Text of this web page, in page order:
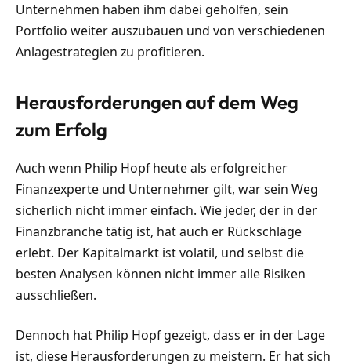
Unternehmen haben ihm dabei geholfen, sein
Portfolio weiter auszubauen und von verschiedenen
Anlagestrategien zu profitieren.
Herausforderungen auf dem Weg
zum Erfolg
Auch wenn Philip Hopf heute als erfolgreicher
Finanzexperte und Unternehmer gilt, war sein Weg
sicherlich nicht immer einfach. Wie jeder, der in der
Finanzbranche tätig ist, hat auch er Rückschläge
erlebt. Der Kapitalmarkt ist volatil, und selbst die
besten Analysen können nicht immer alle Risiken
ausschließen.
Dennoch hat Philip Hopf gezeigt, dass er in der Lage
ist, diese Herausforderungen zu meistern. Er hat sich